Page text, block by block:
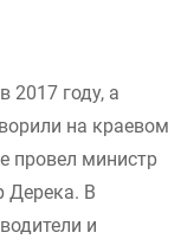
2017 году, а
на краевом
провел министр
Дерека. В
и